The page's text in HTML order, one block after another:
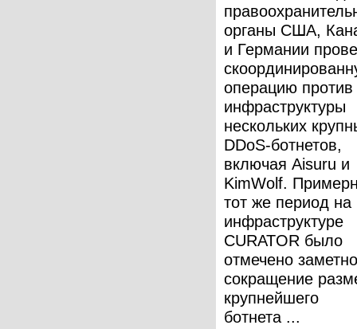
органы США,
и Германии
операцию против
инфраструктуры
нескольких
DDoS-ботнетов,
включая Aisuru и
KimWolf.
тот же период на
инфраструктуре
CURATOR было
отмечено
сокращение
крупнейшего
ботнета ...